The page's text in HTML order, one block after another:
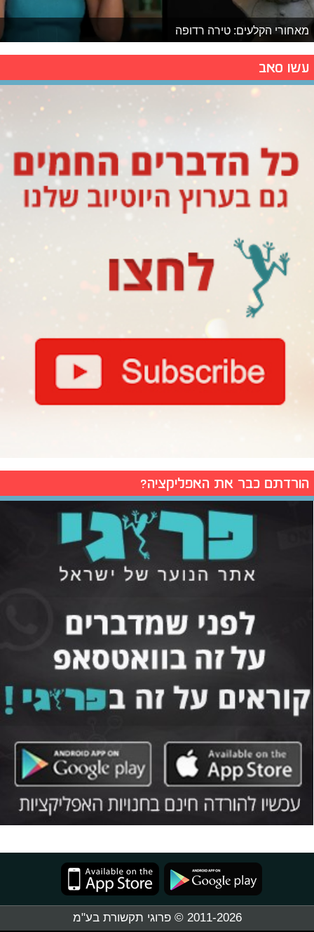
מאחורי הקלעים: טירה רדופה
עשו סאב
הורדתם כבר את האפליקציה?
2011-2026 © פרוגי תקשורת בע"מ